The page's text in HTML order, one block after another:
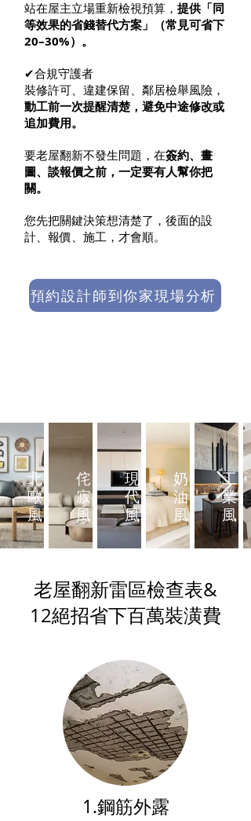
站在屋主立場重新檢視預算， 提供「同
等效果的省錢替代方案」（常見可省下
20–30%）。
✔合規守護者
裝修許可、違建保留、鄰居檢舉風險，
動工前一次提醒清楚，避免中途修改或
追加費用。
要老屋翻新不發生問題，在簽約、畫
圖、談報價之前，一定要有人幫你把
關。
您先把關鍵決策想清楚了，後面的設
計、報價、施工，才會順。
預約設計師到你家現場分析
北
歐
風
侘
寂
風
現
代
風
奶
油
風
工
業
風
老屋翻新雷區檢查表&
​12絕招省下百萬裝潢費
1.鋼筋外露